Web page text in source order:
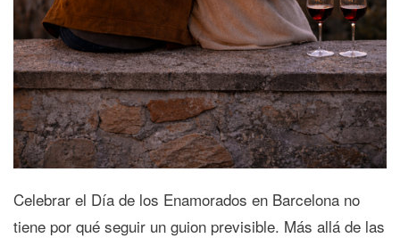
Celebrar el Día de los Enamorados en Barcelona no
tiene por qué seguir un guion previsible. Más allá de las